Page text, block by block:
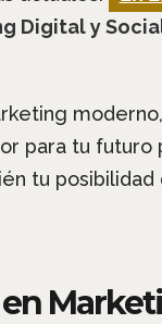
Digital y
para tu futuro
tu